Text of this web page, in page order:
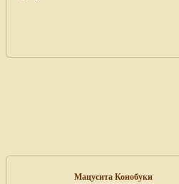
Мацусита Конобуки